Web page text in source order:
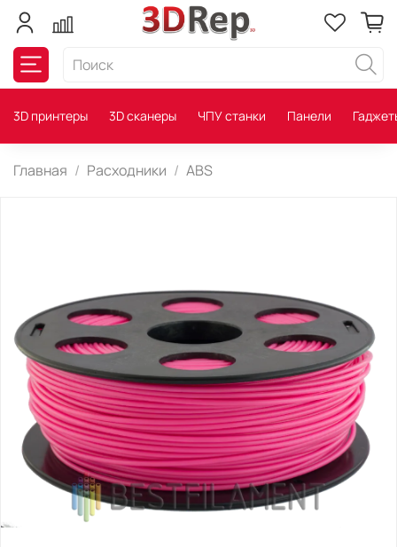
3D принтеры 3D сканеры ЧПУ станки Панели
Главная Расходники ABS